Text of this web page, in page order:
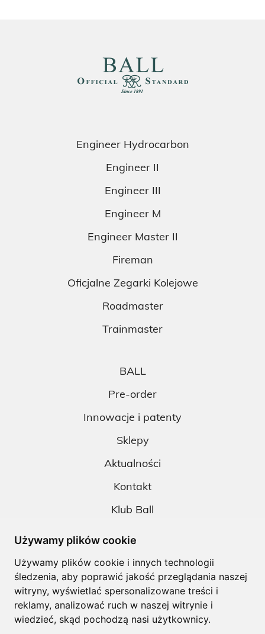
Używamy plików cookie
Używamy plików cookie i innych technologii
śledzenia, aby poprawić jakość przeglądania naszej
witryny, wyświetlać spersonalizowane treści i
reklamy, analizować ruch w naszej witrynie i
wiedzieć, skąd pochodzą nasi użytkownicy.
Engineer Hydrocarbon
Engineer II
Engineer III
Engineer M
Engineer Master II
Fireman
Oficjalne Zegarki Kolejowe
Roadmaster
Trainmaster
BALL
Pre-order
Innowacje i patenty
Sklepy
Aktualności
Kontakt
Klub Ball
Pobieranie
Polityka prywatności
Regulamin